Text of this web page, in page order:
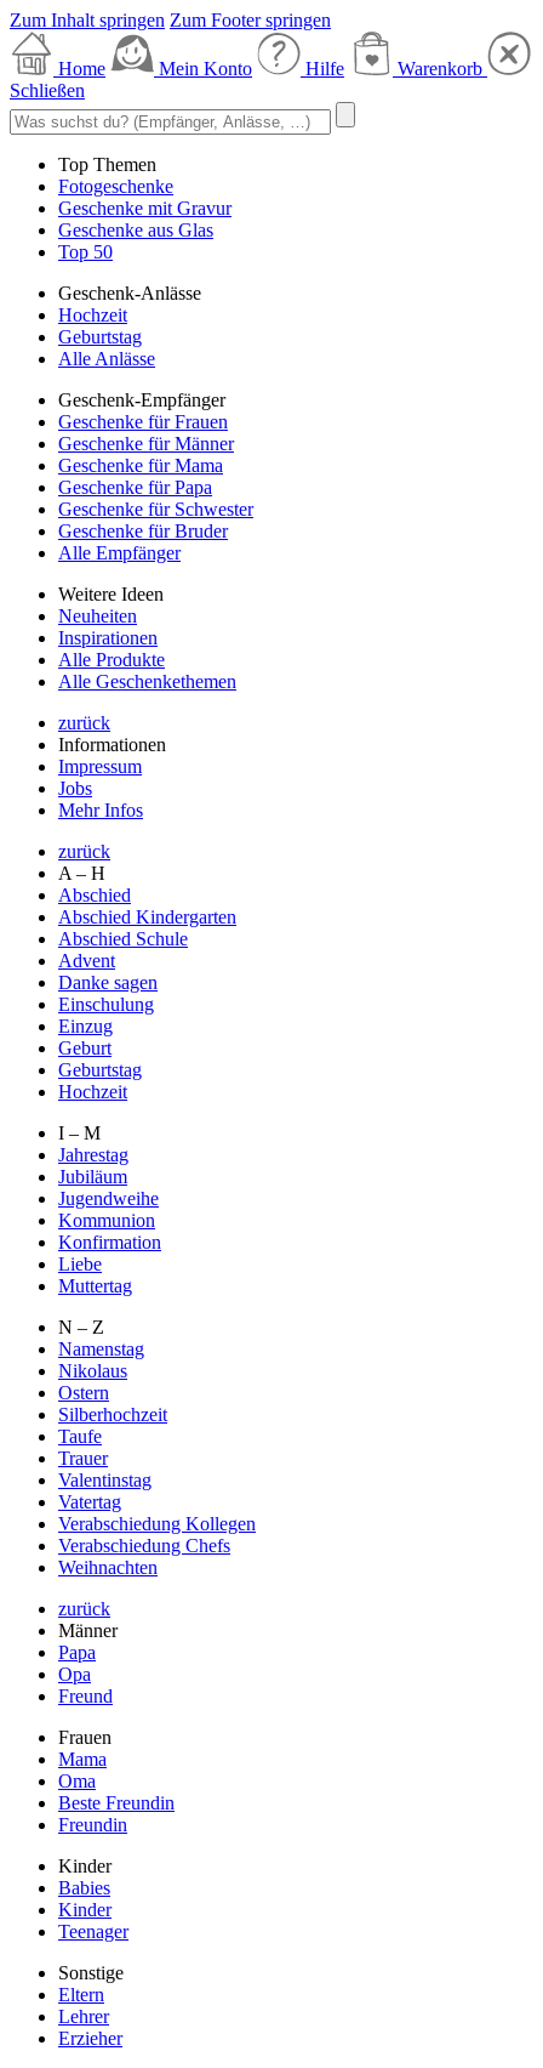
Zum Inhalt springen Zum Footer springen
Home Mein Konto Hilfe
Warenkorb
Schließen
Top Themen
Fotogeschenke
Geschenke mit Gravur
Geschenke aus Glas
Top 50
Geschenk-Anlässe
Hochzeit
Geburtstag
Alle Anlässe
Geschenk-Empfänger
Geschenke für Frauen
Geschenke für Männer
Geschenke für Mama
Geschenke für Papa
Geschenke für Schwester
Geschenke für Bruder
Alle Empfänger
Weitere Ideen
Neuheiten
Inspirationen
Alle Produkte
Alle Geschenkethemen
zurück
Informationen
Impressum
Jobs
Mehr Infos
zurück
A – H
Abschied
Abschied Kindergarten
Abschied Schule
Advent
Danke sagen
Einschulung
Einzug
Geburt
Geburtstag
Hochzeit
I – M
Jahrestag
Jubiläum
Jugendweihe
Kommunion
Konfirmation
Liebe
Muttertag
N – Z
Namenstag
Nikolaus
Ostern
Silberhochzeit
Taufe
Trauer
Valentinstag
Vatertag
Verabschiedung Kollegen
Verabschiedung Chefs
Weihnachten
zurück
Männer
Papa
Opa
Freund
Frauen
Mama
Oma
Beste Freundin
Freundin
Kinder
Babies
Kinder
Teenager
Sonstige
Eltern
Lehrer
Erzieher